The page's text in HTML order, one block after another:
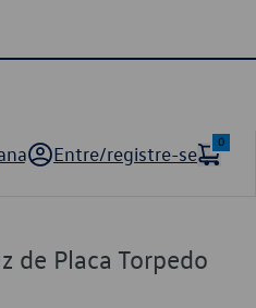
Entre/registre-se
0
de Placa Torpedo